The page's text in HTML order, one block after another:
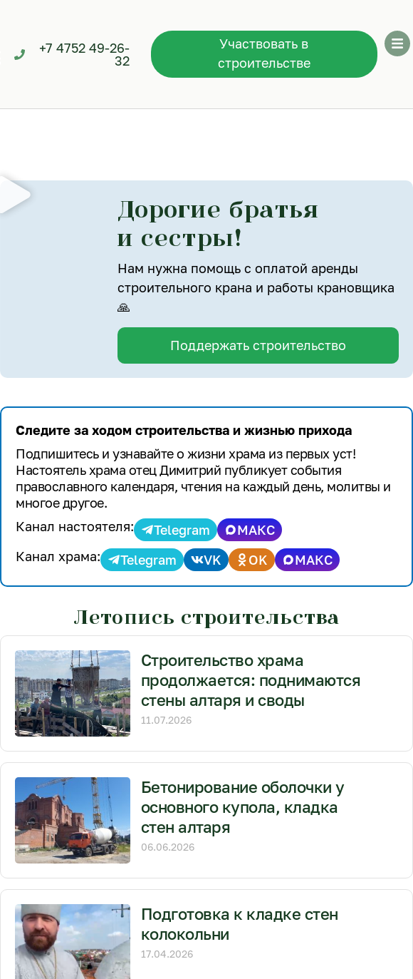
+7 4752 49-26-
32
Участвовать в
строительстве
Дорогие братья
и сестры!
Нам нужна помощь с оплатой аренды
строительного крана и работы крановщика
🙏
Поддержать строительство
Следите за ходом строительства и жизнью прихода
Подпишитесь и узнавайте о жизни храма из первых уст!
Настоятель храма отец Димитрий публикует события
православного календаря, чтения на каждый день, молитвы и
многое другое.
Канал настоятеля:
Telegram
МАКС
Канал храма:
Telegram VK OK МАКС
Летопись строительства
Строительство храма
продолжается: поднимаются
стены алтаря и своды
11.07.2026
Бетонирование оболочки у
основного купола, кладка
стен алтаря
06.06.2026
Подготовка к кладке стен
колокольни
17.04.2026